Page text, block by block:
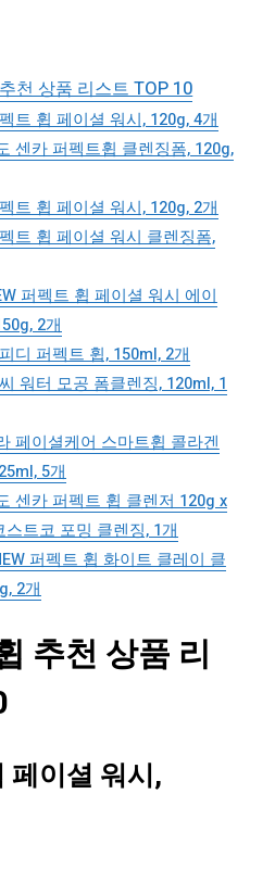
천 상품 리스트 TOP 10
트 휩 페이셜 워시, 120g, 4개
센카 퍼펙트휩 클렌징폼, 120g,
트 휩 페이셜 워시, 120g, 2개
트 휩 페이셜 워시 클렌징폼,
퍼펙트 휩 페이셜 워시 에이
2개
디 퍼펙트 휩, 150ml, 2개
워터 모공 폼클렌징, 120ml, 1
페이셜케어 스마트휩 콜라겐
5개
센카 퍼펙트 휩 클렌저 120g x
스트코 포밍 클렌징, 1개
퍼펙트 휩 화이트 클레이 클
2개
추천 상품 리
페이셜 워시,